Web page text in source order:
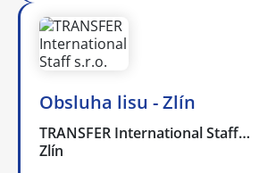
Obsluha lisu - Zlín
TRANSFER International Staff…
Zlín